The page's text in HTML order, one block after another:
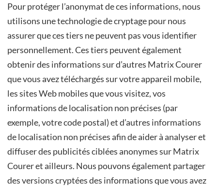
Pour protéger l’anonymat de ces informations, nous
utilisons une technologie de cryptage pour nous
assurer que ces tiers ne peuvent pas vous identifier
personnellement. Ces tiers peuvent également
obtenir des informations sur d’autres Matrix Courer
que vous avez téléchargés sur votre appareil mobile,
les sites Web mobiles que vous visitez, vos
informations de localisation non précises (par
exemple, votre code postal) et d’autres informations
de localisation non précises afin de aider à analyser et
diffuser des publicités ciblées anonymes sur Matrix
Courer et ailleurs. Nous pouvons également partager
des versions cryptées des informations que vous avez